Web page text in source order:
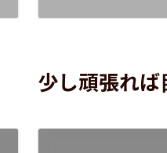
少し頑張れ